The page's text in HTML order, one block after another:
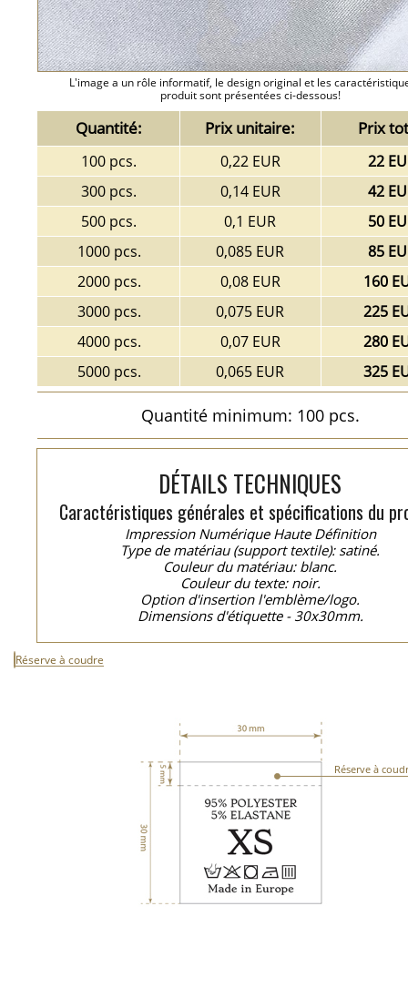
L'image a un rôle informatif, le design original et les
produit sont présentées ci-dessous!
Quantité: Prix unitaire: Prix
100 pcs. 0,22 EUR
22
300 pcs.
0,14 EUR
42
500 pcs.
0,1 EUR
50
1000 pcs.
0,085 EUR
85
2000 pcs.
0,08 EUR
160
3000 pcs.
0,075 EUR
225
4000 pcs.
0,07 EUR
280
5000 pcs.
0,065 EUR 325
Quantité minimum: 100 pcs.
DÉTAILS TECHNIQUES
Caractéristiques générales et spécifications du
Impression Numérique Haute Définition
Type de matériau (support textile): satiné.
Couleur du matériau: blanc.
Couleur du texte: noir.
Option d'insertion l'emblème/logo.
Dimensions d'étiquette - 30x30mm.
Réserve à coudre
Réserve à